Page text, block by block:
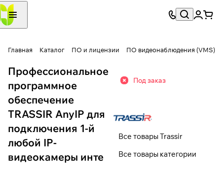
Главная Каталог ПО и лицензии ПО видеонаблюдения (VMS)
Профессиональное
программное
обеспечение
TRASSIR AnyIP для
подключения 1-й
любой IP-
видеокамеры инте
Под заказ
Все товары Trassir
Все товары категории